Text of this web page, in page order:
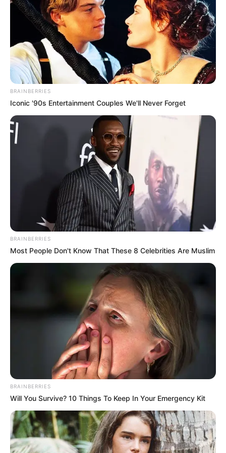
BRAINBERRIES
Iconic '90s Entertainment Couples We'll Never Forget
BRAINBERRIES
Most People Don't Know That These 8 Celebrities Are Muslim
BRAINBERRIES
Will You Survive? 10 Things To Keep In Your Emergency Kit